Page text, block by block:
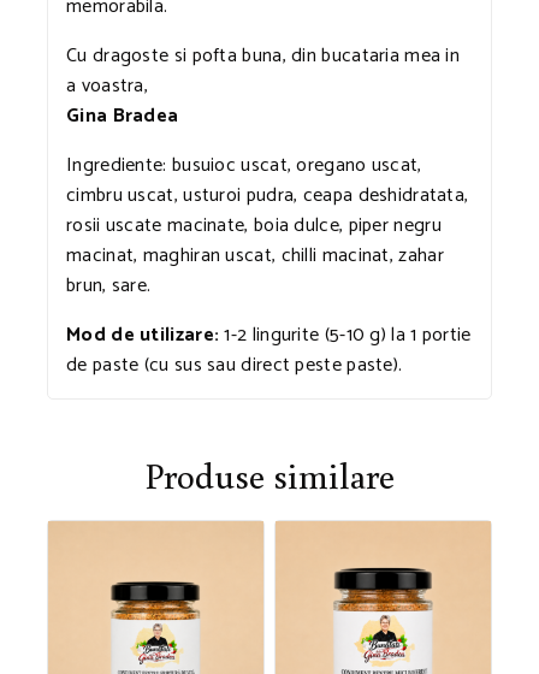
Cu dragoste si pofta buna, din bucataria mea in
a voastra,
Gina Bradea
Ingrediente: busuioc uscat, oregano uscat,
cimbru uscat, usturoi pudra, ceapa deshidratata,
rosii uscate macinate, boia dulce, piper negru
macinat, maghiran uscat, chilli macinat, zahar
brun, sare.
Mod de utilizare:1-2 lingurite (5-10 g) la 1 portie
de paste (cu sus sau direct peste paste).
Produse similare